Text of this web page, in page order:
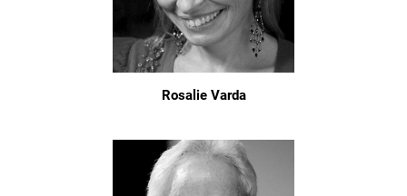
Rosalie Varda